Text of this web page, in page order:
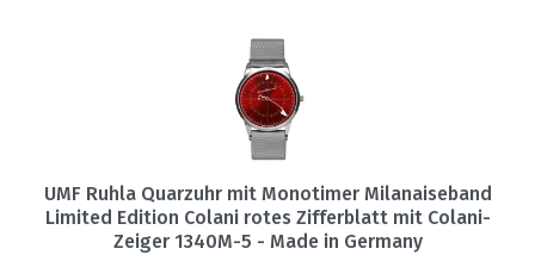
UMF Ruhla Quarzuhr mit Monotimer Milanaiseband
Limited Edition Colani rotes Zifferblatt mit Colani-
Zeiger 1340M-5 - Made in Germany